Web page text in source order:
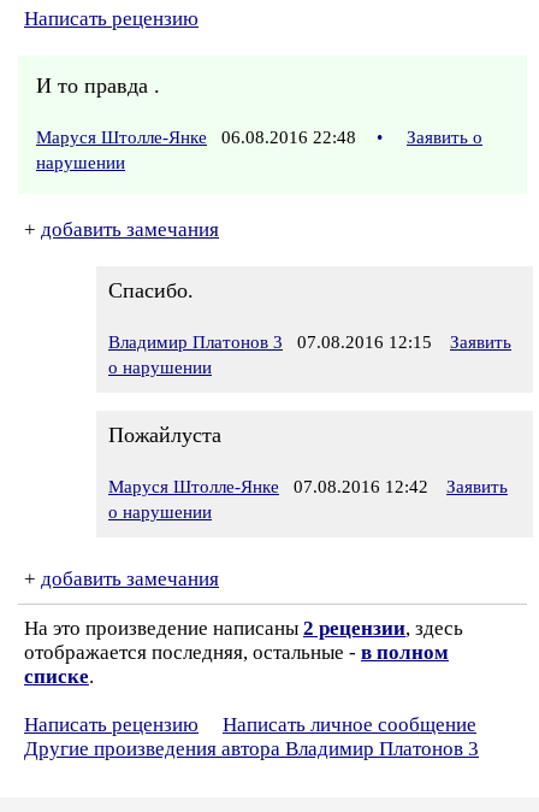
Написать рецензию
И то правда .
Маруся Штолле-Янке 06.08.2016 22:48 •
Заявить о
нарушении
+ добавить замечания
Спасибо.
Владимир Платонов 3 07.08.2016 12:15
Заявить
о нарушении
Пожайлуста
Маруся Штолле-Янке 07.08.2016 12:42
Заявить
о нарушении
+ добавить замечания
На это произведение написаны 2 рецензии, здесь
отображается последняя, остальные - в полном
списке.
Написать рецензию
Написать личное сообщение
Другие произведения автора Владимир Платонов 3